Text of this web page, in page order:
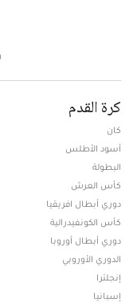
كرة القدم
كان
أسود الأطلس
البطولة
كأس العرش
دوري أبطال افريقيا
كأس الكونفيدرالية
دوري أبطال أوروبا
الدوري الأوروبي
إنجلترا
إسبانيا